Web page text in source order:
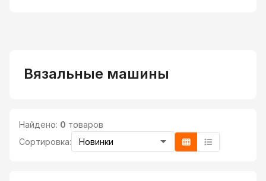
Вязальные машины
Найдено: 0 товаров
Сортировка: